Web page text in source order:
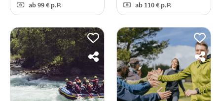
ab99 € p.P.
ab110 € p.P.